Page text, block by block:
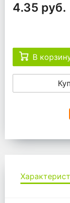
4.35 руб.
В